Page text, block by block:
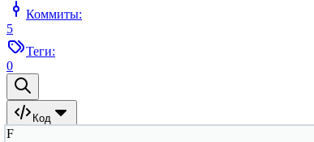
Коммиты:
5
Теги:
0
Код
F